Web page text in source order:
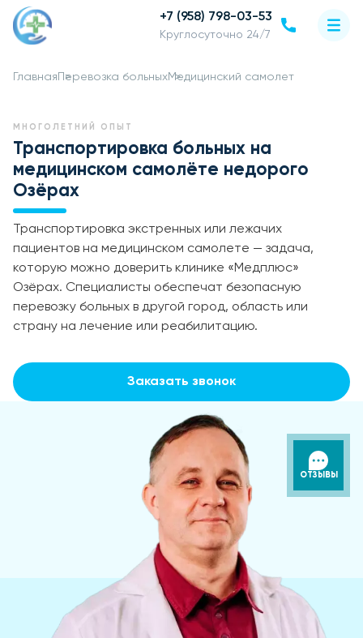
+7 (958) 798-03-53
Круглосуточно 24/7
Главная Перевозка больныхМедицинский самолет
МНОГОЛЕТНИЙ ОПЫТ
Транспортировка больных на
медицинском самолёте недорого
Озёрах
Транспортировка экстренных или лежачих
пациентов на медицинском самолете — задача,
которую можно доверить клинике «Медплюс»
Озёрах. Специалисты обеспечат безопасную
перевозку больных в другой город, область или
страну на лечение или реабилитацию.
Заказать звонок
ОТЗЫВЫ